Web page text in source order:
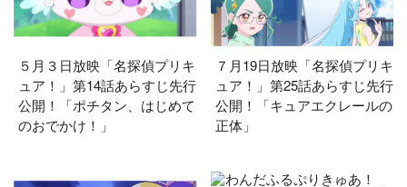
５月３日放映「名探偵プリキ
ュア！」第14話あらすじ先行
公開！「ポチタン、はじめて
のおでかけ！」
７月19日放映「名探偵プリキ
ュア！」第25話あらすじ先行
公開！「キュアエクレールの
正体」